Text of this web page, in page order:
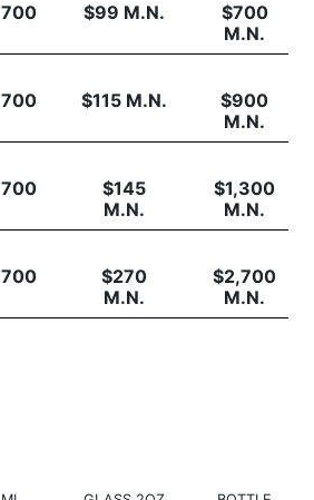
700 $99 M.N.
$700
M.N.
700 $115 M.N.
$900
M.N.
700
$145
M.N.
$1,300
M.N.
700
$270
M.N.
$2,700
M.N.